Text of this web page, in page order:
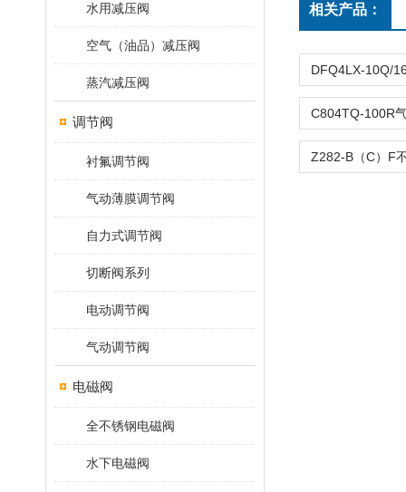
水用减压阀
空气（油品）减压阀
蒸汽减压阀
调节阀
衬氟调节阀
气动薄膜调节阀
自力式调节阀
切断阀系列
电动调节阀
气动调节阀
电磁阀
全不锈钢电磁阀
水下电磁阀
相关产品：